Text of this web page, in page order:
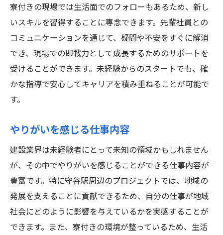
未経験者向けの研修プログラム
成功するための心構え
地域経済に貢献するやりがい
生活費を抑えながら働ける守谷駅の寮付き建設
求人の魅力
寮付き求人の選び方とポイント
仕事と生活を両立する秘訣
費用対効果の高い生活設計
安心して働ける生活支援制度
寮付きの現場では生活面でのフォローもあるため、新し
いスキルを習得することに専念できます。先輩社員との
コミュニケーションを通じて、疑問や不安をすぐに解消
でき、現場での即戦力として成長するためのサポートを
受けることができます。未経験からのスタートでも、確
かな指導で安心してキャリアを積み重ねることが可能で
す。
やりがいを感じる仕事内容
建設業界は未経験者にとって未知の領域かもしれません
が、その中でやりがいを感じることができる仕事内容が
豊富です。特に守谷駅周辺のプロジェクトでは、地域の
発展を支えることに貢献できるため、自分の仕事が地域
社会にどのように影響を与えているかを実感することが
できます。また、寮付きの環境が整っているため、生活